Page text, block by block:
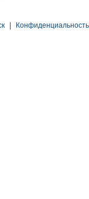
Конфиденциальность